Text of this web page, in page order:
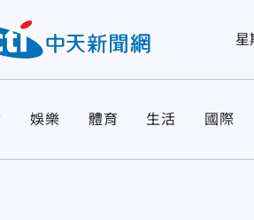
星
娛樂 體育 生活 國際